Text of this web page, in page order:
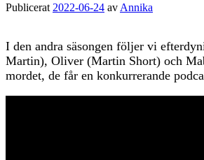
Publicerat 2022-06-24 av Annika
I den andra säsongen följer vi
Martin), Oliver (Martin Short) och
mordet, de får en konkurrerande